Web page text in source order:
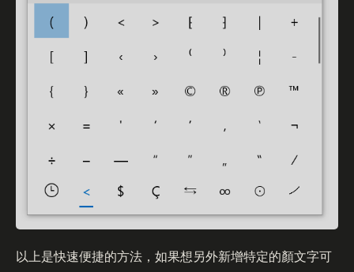
以上是快速便捷的方法，如果想另外新增特定的顏文字可